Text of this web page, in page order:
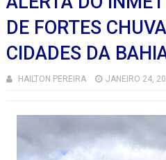
DE FORTES
CIDADES DA
HAILTON PEREIRA JANEIRO 24,